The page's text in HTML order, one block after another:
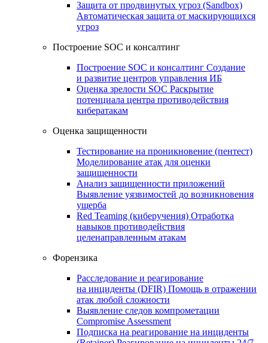
Защита от продвинутых угроз (Sandbox)
Автоматическая защита от маскирующихся
угроз
Построение SOC и консалтинг
Построение SOC и консалтинг Создание
и развитие центров управления ИБ
Оценка зрелости SOC Раскрытие
потенциала центра противодействия
кибератакам
Оценка защищенности
Тестирование на проникновение (пентест)
Моделирование атак для оценки
защищенности
Анализ защищенности приложений
Выявление уязвимостей до возникновения
ущерба
Red Teaming (киберучения) Отработка
навыков противодействия
целенаправленным атакам
Форензика
Расследование и реагирование
на инциденты (DFIR) Помощь в отражении
атак любой сложности
Выявление следов компрометации
Compromise Assessment
Подписка на реагирование на инциденты